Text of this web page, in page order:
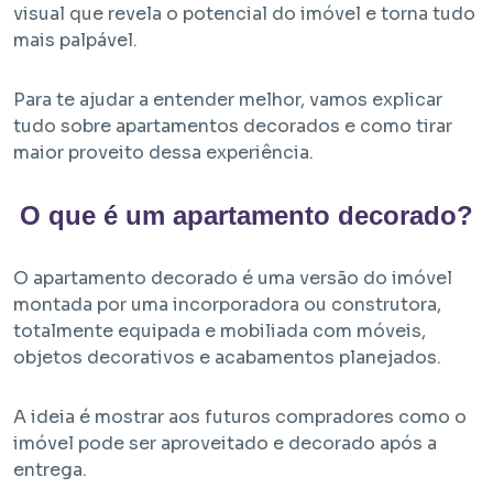
visual que revela o potencial do imóvel e torna tudo
mais palpável.
Para te ajudar a entender melhor, vamos explicar
tudo sobre apartamentos decorados e como tirar
maior proveito dessa experiência.
O que é um apartamento decorado?
O apartamento decorado é uma versão do imóvel
montada por uma incorporadora ou construtora,
totalmente equipada e mobiliada com móveis,
objetos decorativos e acabamentos planejados.
A ideia é mostrar aos futuros compradores como o
imóvel pode ser aproveitado e decorado após a
entrega.
Em Obra
Santa Cecília - São Paulo / SP
Projeto EHMP com unidades de HIS 1, HMP e R2V